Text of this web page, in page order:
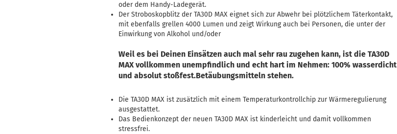
oder dem Handy-Ladegerät.
Der Stroboskopblitz der TA30D MAX eignet sich zur Abwehr bei plötzlichem Täterkontakt,
mit ebenfalls grellen 4000 Lumen und zeigt Wirkung auch bei Personen, die unter der
Einwirkung von Alkohol und/oder
Weil es bei Deinen Einsätzen auch mal sehr rau zugehen kann, ist die TA30D
MAX vollkommen unempfindlich und echt hart im Nehmen: 100% wasserdicht
und absolut stoßfest.Betäubungsmitteln stehen.
Die TA30D MAX ist zusätzlich mit einem Temperaturkontrollchip zur Wärmeregulierung
ausgestattet.
Das Bedienkonzept der neuen TA30D MAX ist kinderleicht und damit vollkommen
stressfrei.